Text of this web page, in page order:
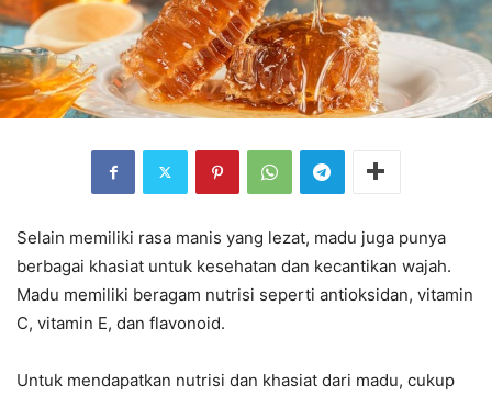
Selain memiliki rasa manis yang lezat, madu juga punya
berbagai khasiat untuk kesehatan dan kecantikan wajah.
Madu memiliki beragam nutrisi seperti antioksidan, vitamin
C, vitamin E, dan flavonoid.
Untuk mendapatkan nutrisi dan khasiat dari madu, cukup